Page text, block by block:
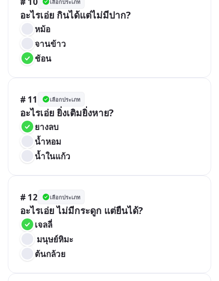
เลือกประเภท
อะไรเอ่ย กินได้แต่ไม่มีปาก?
หม้อ
จานข้าว
ช้อน
# 11 เลือกประเภท
อะไรเอ่ย ยิ่งเติมยิ่งหาย?
ยางลบ
น้ำหอม
น้ำในแก้ว
# 12 เลือกประเภท
อะไรเอ่ย ไม่มีกระดูก แต่ยืนได้?
เจลลี่
มนุษย์หิมะ
ต้นกล้วย